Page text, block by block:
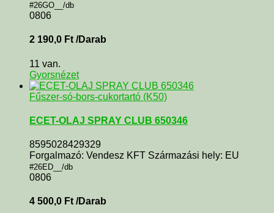
#26GO__/db
0806
2 190,0 Ft /Darab
11 van.
Gyorsnézet
Fűszer-só-bors-cukortartó (K50)
ECET-OLAJ SPRAY CLUB 650346
8595028429329
Forgalmazó: Vendesz KFT Származási hely: EU
#26ED__/db
0806
4 500,0 Ft /Darab